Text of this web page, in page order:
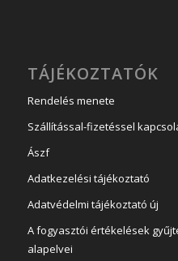
TÁJÉKOZTATÓK
Rendelés menete
Szállítással-fizetéssel
Ászf
Adatkezelési tájékoztató
Adatvédelmi tájékoztató új
A fogyasztói értékelések
alapelvei